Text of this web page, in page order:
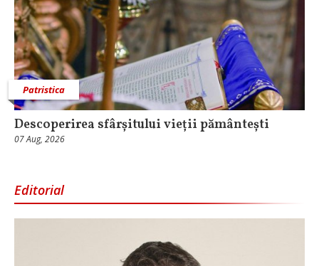
Patristica
Descoperirea sfârșitului vieții pământești
07 Aug, 2026
Editorial